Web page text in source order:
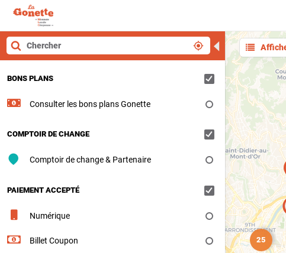
◀
BONS PLANS
Consulter les bons plans Gonette
COMPTOIR DE CHANGE
Comptoir de change & Partenaire
PAIEMENT ACCEPTÉ
Numérique
Billet Coupon 25